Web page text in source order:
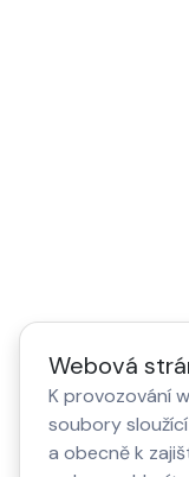
Webová
K provozování
soubory
a obecně k